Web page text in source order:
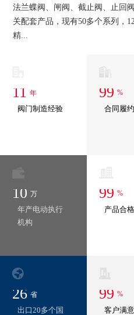
法兰蝶阀、闸阀、截止阀、止回
关配套产品，现有50多个系列，
精...
11 年
阀门制造经验
10 万
年产电动执行
机构
26 省
出口20多个国
99 %
合同履
99 %
产品合
99 %
客户满